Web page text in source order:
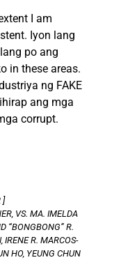
I am
Iyon lang
po ang
in these areas.
ng FAKE
ang mga
corrupt.
]
VS. MA. IMELDA
“BONGBONG” R.
IRENE R. MARCOS-
HO, YEUNG CHUN